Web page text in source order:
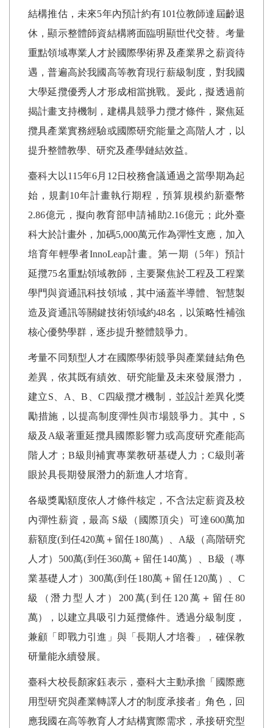
結構推估，未來5年內預計約有101位教師達屆齡退
休，顯示整體師資結構將面臨明顯世代交替。考量
重點領域專業人才於國際學術界及產業界之薪資待
遇，普遍高於我國高等教育現行薪級制度，對我國
大學延攬優秀人才形成相當挑戰。爰此，擬透過前
揭計畫支持機制，建構具競爭力攬才條件，聚焦延
攬具產業實務經驗或國際研究能量之高階人才，以
提升整體教學、研究及產學鏈結效益。
臺科大以115年6月 12 日校務會議通過之當學期為起
始，規劃 10年計畫執行期程，預算規模約新臺幣
2.86億元，擬向教育部申請補助2.16億元；此外臺
科大於計畫外，加碼5,000萬元作為彈性支應，加入
培育年輕學者InnoLeap計畫。第一期（ 5年）預計
延攬75名重點領域教師，主要聚焦於工程及工程業
學門與資通訊科技領域，其中涵蓋半導體、智慧製
造及資通訊等關鍵技術領域約48名，以策略性補強
核心優勢學群，逐步提升整體競爭力。
考量不同類型人才在國際學術競爭與產業鏈結角色
差異，依其既有績效、研究能量及未來發展潛力，
建立S A 、B 、C 四級攬才機制，並設計差異化獎
勵措施，以提高制度彈性與市場競爭力。其中， S
級及 A級著重延攬具國際影響力或高度研究產能高
階人才；B級則補實專業教研基礎人力； C級則著
眼於具長期發展潛力的新進人才培育。
各級獎勵額度依人才條件核定，不含法定薪資及校
內彈性薪資，最高 S級（國際頂尖）可達600萬加
薪額度(到任420萬＋留任180萬）、 A級（高階研究
人才） 500萬(到任360萬＋留任140萬）、B級（專
業基礎人才） 300萬(到任180萬＋留任120萬）、C
級（潛力型人才） 200萬(到任 120萬＋留任80
萬），以建立具吸引力延攬條件。透過分級制度，
兼顧「即戰力引進」與「長期人才培養」，確保教
研量能永續發展。
臺科大校長顏家鈺表示，臺科大主動承擔「國際應
用型研究與產業轉譯人才的制度承接者」角色，回
應我國在高等教育人才結構實際需求，承接研究型